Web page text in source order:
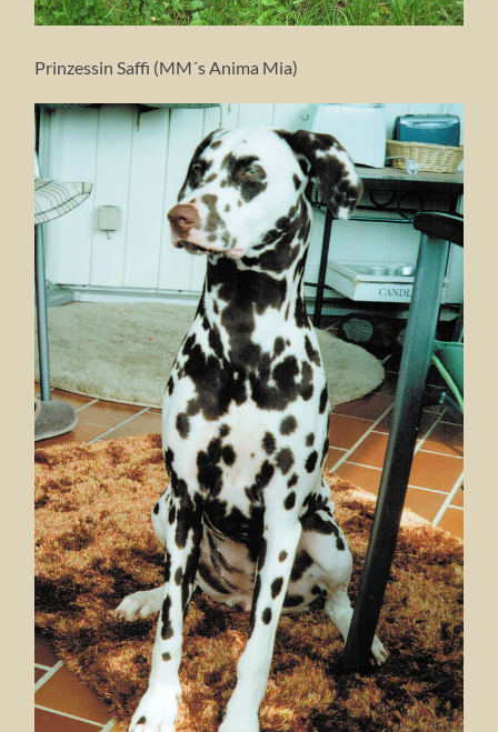
Prinzessin Saffi (MM´s Anima Mia)